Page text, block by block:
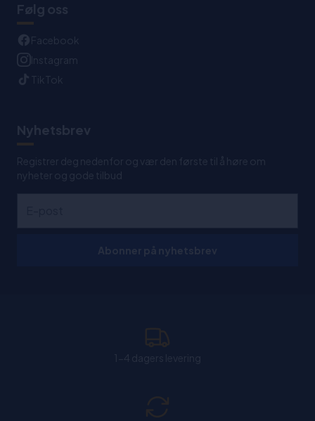
Følg oss
Facebook
Instagram
TikTok
Nyhetsbrev
Registrer deg nedenfor og vær den første til å høre om
nyheter og gode tilbud